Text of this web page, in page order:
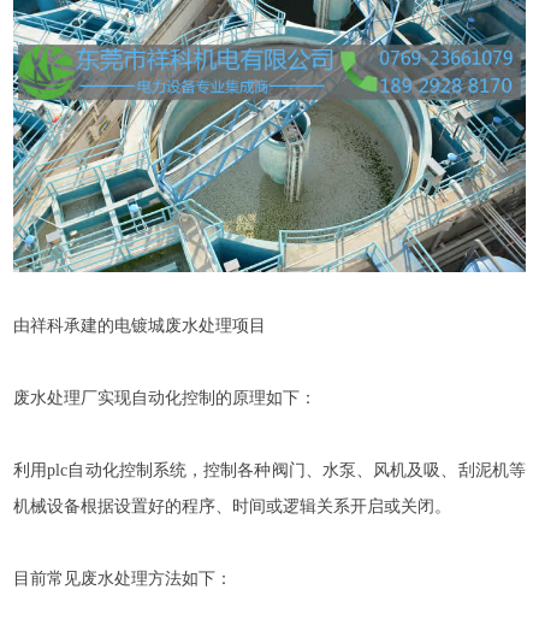
由祥科承建的电镀城废水处理项目
废水处理厂实现自动化控制的原理如下：
利用plc自动化控制系统，控制各种阀门、水泵、风机及吸、刮泥机等
机械设备根据设置好的程序、时间或逻辑关系开启或关闭。
目前常见废水处理方法如下：